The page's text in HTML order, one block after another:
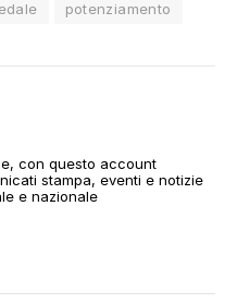
potenziamento
con questo account
stampa, eventi e notizie
e nazionale